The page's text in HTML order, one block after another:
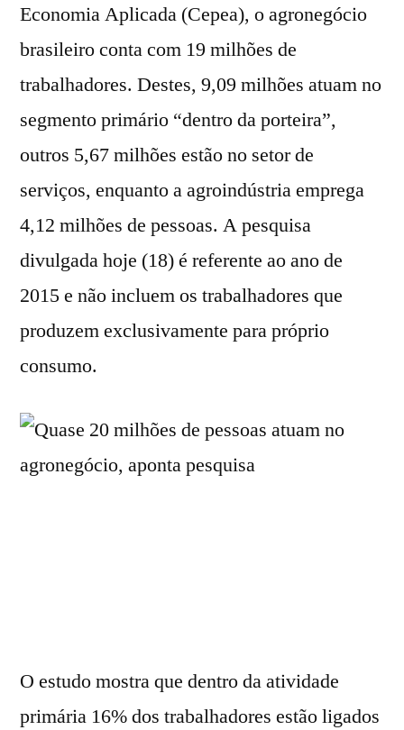
Economia Aplicada (Cepea), o agronegócio
brasileiro conta com 19 milhões de
trabalhadores. Destes, 9,09 milhões atuam no
segmento primário “dentro da porteira”,
outros 5,67 milhões estão no setor de
serviços, enquanto a agroindústria emprega
4,12 milhões de pessoas. A pesquisa
divulgada hoje (18) é referente ao ano de
2015 e não incluem os trabalhadores que
produzem exclusivamente para próprio
consumo.
O estudo mostra que dentro da atividade
primária 16% dos trabalhadores estão ligados